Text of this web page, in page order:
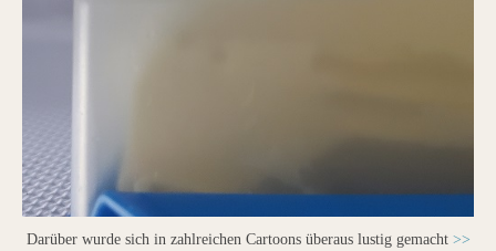
Darüber wurde sich in zahlreichen Cartoons überaus lustig gemacht >>